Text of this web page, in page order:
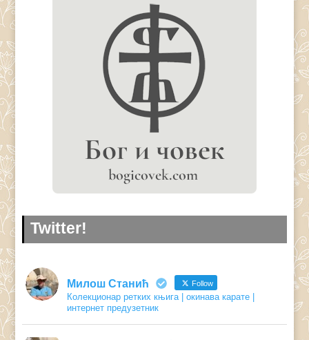
Twitter!
Милош Станић Follow
Колекционар ретких књига | окинава карате |
интернет предузетник